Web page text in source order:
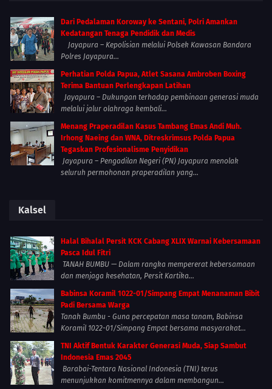
Dari Pedalaman Koroway ke Sentani, Polri Amankan
Kedatangan Tenaga Pendidik dan Medis
Jayapura – Kepolisian melalui Polsek Kawasan Bandara
Polres Jayapura...
Perhatian Polda Papua, Atlet Sasana Ambroben Boxing
Terima Bantuan Perlengkapan Latihan
Jayapura – Dukungan terhadap pembinaan generasi muda
melalui jalur olahraga kembali...
Menang Praperadilan Kasus Tambang Emas Andi Muh.
Irhong Naeing dan WNA, Ditreskrimsus Polda Papua
Tegaskan Profesionalisme Penyidikan
Jayapura – Pengadilan Negeri (PN) Jayapura menolak
seluruh permohonan praperadilan yang...
Kalsel
Halal Bihalal Persit KCK Cabang XLIX Warnai Kebersamaan
Pasca Idul Fitri
TANAH BUMBU — Dalam rangka mempererat kebersamaan
dan menjaga kesehatan, Persit Kartika...
Babinsa Koramil 1022-01/Simpang Empat Menanaman Bibit
Padi Bersama Warga
Tanah Bumbu - Guna percepatan masa tanam, Babinsa
Koramil 1022-01/Simpang Empat bersama masyarakat...
TNI Aktif Bentuk Karakter Generasi Muda, Siap Sambut
Indonesia Emas 2045
Barabai-Tentara Nasional Indonesia (TNI) terus
menunjukkan komitmennya dalam membangun...